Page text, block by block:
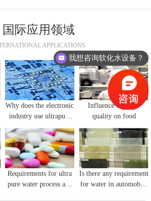
国际应用领域
APPLICATIONS
Why does the electronic
industry use ultrapure
water equipment?
Influence of water
quality on food
Requirements for ultra
pure water process and
Is there any requirement
for water in automobile
我想咨询软化水设备？